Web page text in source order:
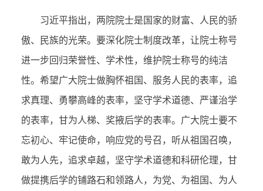
习近平指出，两院院士是国家的财富、人民的骄
傲、民族的光荣。要深化院士制度改革，让院士称号
进一步回归荣誉性、学术性，维护院士称号的纯洁
性。希望广大院士做胸怀祖国、服务人民的表率，追
求真理、勇攀高峰的表率，坚守学术道德、严谨治学
的表率，甘为人梯、奖掖后学的表率。广大院士要不
忘初心、牢记使命，响应党的号召，听从祖国召唤，
敢为人先，追求卓越，坚守学术道德和科研伦理，甘
做提携后学的铺路石和领路人，为党、为祖国、为人